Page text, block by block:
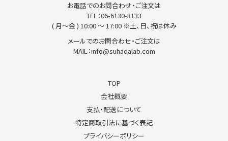
お電話でのお問合わせ・ご注文は
TEL：06-6130-3133
( 月〜金 ) 10:00 〜 17:00 ※土、日、祝は休み
メールでのお問合わせ・ご注文は
MAIL：info@suhadalab.com
TOP
会社概要
支払・配送について
特定商取引法に基づく表記
プライバシーポリシー